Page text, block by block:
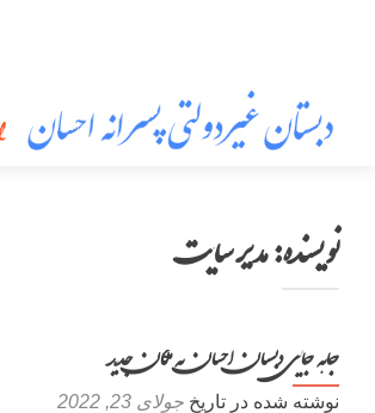
نویسنده:مدیر سایت
جابه جایی دبستان احسان به مکان جدید
نوشته شده در تاریخ جولای 23, 2022
راهبری
نوشته‌ها